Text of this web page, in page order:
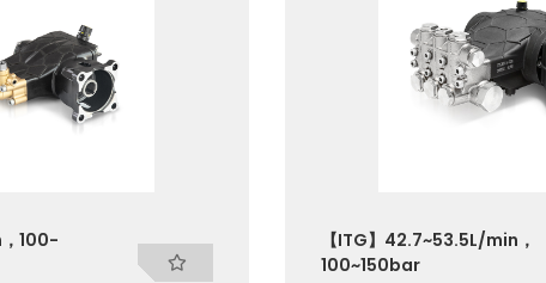
，100-
【ITG】42.7~53.5L/min，
100~150bar